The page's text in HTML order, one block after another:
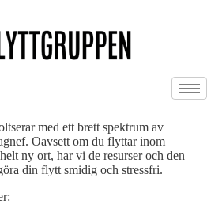
med ett brett spektrum av
Oavsett om du flyttar inom
ny ort, har vi de resurser och den
din flytt smidig och stressfri.